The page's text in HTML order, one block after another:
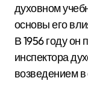
духовном
основы его
В 1956 году он
инспектора
возведением в